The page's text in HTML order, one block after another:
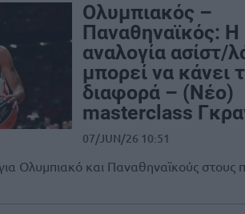
Ολυμπιακός –
Παναθηναϊκός: Η
αναλογία ασίστ/
μπορεί να κάνει
διαφορά – (Νέο)
masterclass
07/JUN/26 10:51
Ολυμπιακό και Παναθηναϊκούς στους